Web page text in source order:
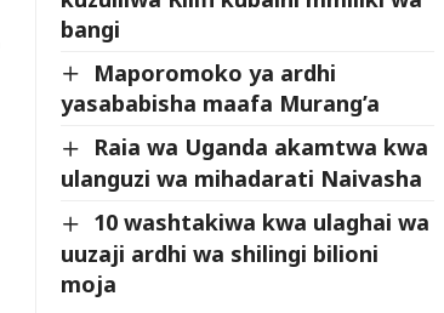
bangi
Maporomoko ya ardhi
yasababisha maafa Murang’a
Raia wa Uganda akamtwa kwa
ulanguzi wa mihadarati Naivasha
10 washtakiwa kwa ulaghai wa
uuzaji ardhi wa shilingi bilioni
moja